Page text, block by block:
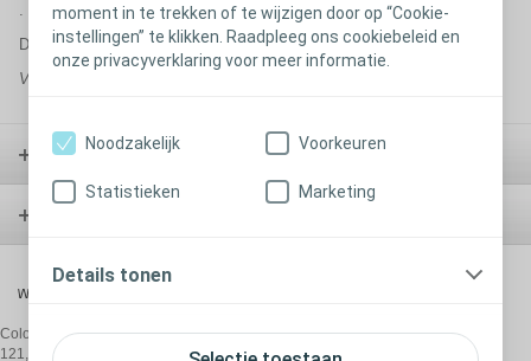
moment in te trekken of te wijzigen door op “Cookie-
instellingen” te klikken. Raadpleeg ons cookiebeleid en
onze privacyverklaring voor meer informatie.
Noodzakelijk Voorkeuren
Statistieken Marketing
Details tonen
.
Deze actie is afgelopen.
Volg ons op Facebook om op de hoogte te blijven van al onze acties.
Stoma
Wond
Coloplast Belgium NV/SA,De Gijzeleer Industrial Park, Guido Gezellestraat
121, B-1654 Beersel/Huizingen, T:+32 2 334 35 35, E: